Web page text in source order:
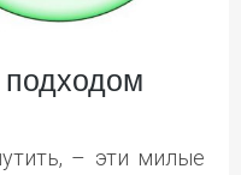
– эти милые